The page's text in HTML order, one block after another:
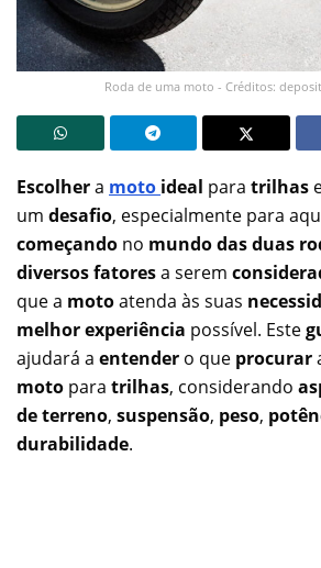
Roda de uma moto - Créditos:
Escolhera moto ideal para trilhas
um desafio, especialmente para
começando no mundo das duas
diversos fatoresa serem
que a motoatenda às suas
melhor experiência possível. Este
ajudará a entender o que procurar
moto para trilhas, considerando
de terreno, suspensão, peso,
durabilidade.